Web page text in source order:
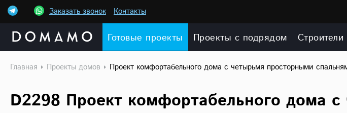
Заказать звонок Контакты
Готовые проекты Проекты с подрядом Строители
Главная Проекты домов Проект комфортабельного дома с четырьмя просторными
D2298 Проект комфортабельного дома